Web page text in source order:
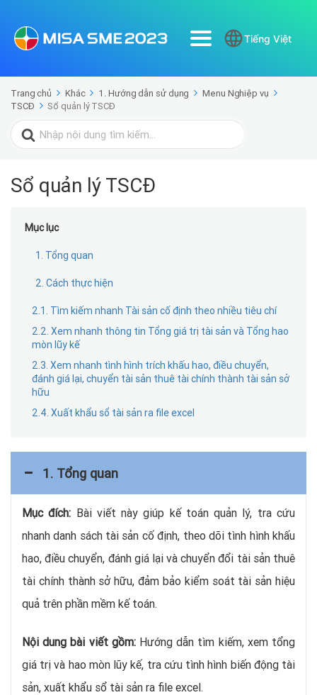
Tiếng Việt
Trang chủ Khác 1. Hướng dẫn sử dụng
Menu Nghiệp vụ
TSCĐ
Sổ quản lý TSCĐ
Search
for:
Sổ quản lý TSCĐ
Mục lục
1. Tổng quan
2. Cách thực hiện
2.1. Tìm kiếm nhanh Tài sản cố định theo nhiều tiêu chí
2.2. Xem nhanh thông tin Tổng giá trị tài sản và Tổng hao
mòn lũy kế
2.3. Xem nhanh tình hình trích khấu hao, điều chuyển,
đánh giá lại, chuyển tài sản thuê tài chính thành tài sản sở
hữu
2.4. Xuất khẩu sổ tài sản ra file excel
1. Tổng quan
Mục đích: Bài viết này giúp kế toán quản lý, tra cứu
nhanh danh sách tài sản cố định, theo dõi tình hình khấu
hao, điều chuyển, đánh giá lại và chuyển đổi tài sản thuê
tài chính thành sở hữu, đảm bảo kiểm soát tài sản hiệu
quả trên phần mềm kế toán.
Nội dung bài viết gồm:Hướng dẫn tìm kiếm, xem tổng
giá trị và hao mòn lũy kế, tra cứu tình hình biến động tài
sản, xuất khẩu sổ tài sản ra file excel.